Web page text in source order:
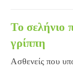
Το σελήνιο
γρίππη
Ασθενείς που